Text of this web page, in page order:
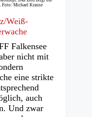
Foto: Michael Krause
Weiß-
Falkensee
nicht mit
eine strikte
auch
Und zwar